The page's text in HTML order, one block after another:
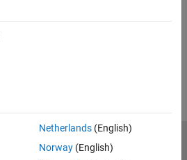
Netherlands(English)
Norway(English)
Informativa sulla privacy